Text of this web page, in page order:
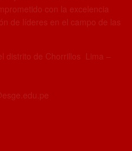
con la excelencia
de líderes en el campo de las
distrito de Chorrillos Lima –